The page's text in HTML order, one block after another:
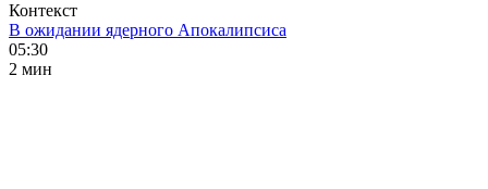
Контекст
В ожидании ядерного Апокалипсиса
05:30
2 мин